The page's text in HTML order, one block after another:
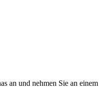
an und nehmen Sie an